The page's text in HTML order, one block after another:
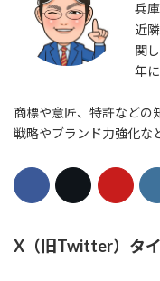
兵
近
関
年
商標や意匠、特許などの
戦略やブランド力強化な
X（旧Twitter）タ